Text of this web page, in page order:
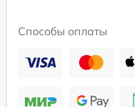
Способы оплаты